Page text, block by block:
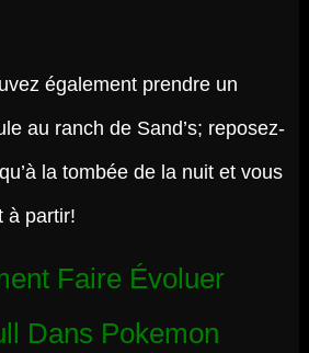
également prendre un
au ranch de Sand’s; reposez-
la tombée de la nuit et vous
à partir!
Faire Évoluer
Dans Pokemon